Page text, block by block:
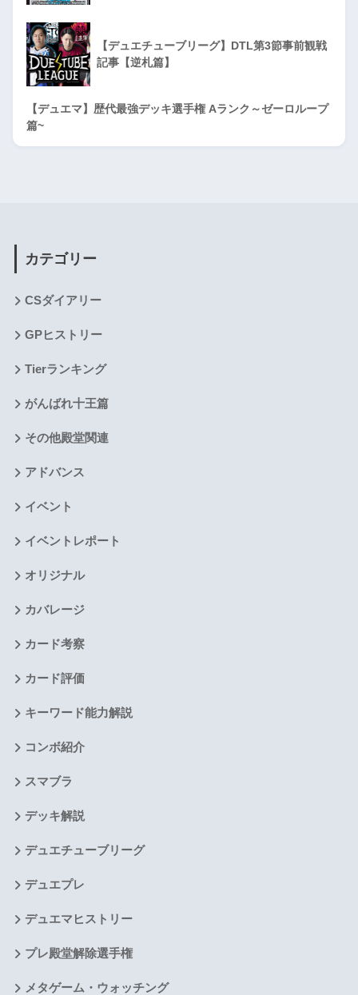
【デュエチューブリーグ】DTL第3節事前観戦
記事【逆札篇】
【デュエマ】歴代最強デッキ選手権 Aランク～ゼーロループ
篇~
カテゴリー
CSダイアリー
GPヒストリー
Tierランキング
がんばれ十王篇
その他殿堂関連
アドバンス
イベント
イベントレポート
オリジナル
カバレージ
カード考察
カード評価
キーワード能力解説
コンボ紹介
スマブラ
デッキ解説
デュエチューブリーグ
デュエプレ
デュエマヒストリー
プレ殿堂解除選手権
メタゲーム・ウォッチング